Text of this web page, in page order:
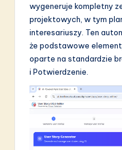
o
wygeneruje kompletny
projektowych, w tym
interesariuszy. Ten
że podstawowe
oparte na standardzie
i Potwierdzenie.